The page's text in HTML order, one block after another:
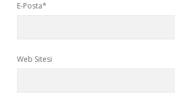
E-Posta*
Web Sitesi